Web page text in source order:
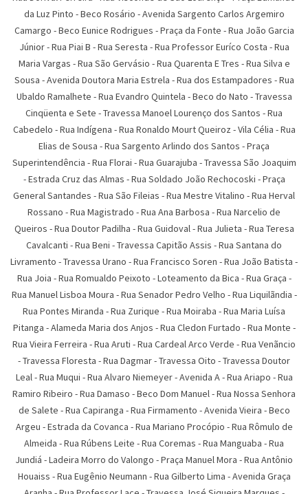
da Luz Pinto -Beco Rosário -Avenida Sargento Carlos Argemiro
Camargo -Beco Eunice Rodrigues -Praça da Fonte -Rua João Garcia
Júnior-Rua Piai B -Rua Seresta -Rua Professor Euríco Costa -Rua
Maria Vargas -Rua São Gervásio -Rua Quarenta E Tres -Rua Silva e
Sousa -Avenida Doutora Maria Estrela -Rua dos Estampadores -Rua
Ubaldo Ramalhete -Rua Evandro Quintela -Beco do Nato -Travessa
Cinqüenta e Sete -Travessa Manoel Lourenço dos Santos -Rua
Cabedelo -Rua Indígena -Rua Ronaldo Mourt Queiroz -Vila Célia -Rua
Elias de Sousa -Rua Sargento Arlindo dos Santos -Praça
Superintendência -Rua Florai -Rua Guarajuba -Travessa São Joaquim
-Estrada Cruz das Almas -Rua Soldado João Rechocoski -Praça
General Santandes -Rua São Fileias -Rua Mestre Vitalino -Rua Herval
Rossano -Rua Magistrado -Rua Ana Barbosa -Rua Narcelio de
Queiros -Rua Doutor Padilha -Rua Guidoval-Rua Julieta -Rua Teresa
Cavalcanti -Rua Beni -Travessa Capitão Assis -Rua Santana do
Livramento -Travessa Urano -Rua Francisco Soren -Rua João Batista -
Rua Joia -Rua Romualdo Peixoto -Loteamento da Bica -Rua Graça -
Rua Manuel Lisboa Moura -Rua Senador Pedro Velho -Rua Liquilãndia -
Rua Pontes Miranda -Rua Zurique -Rua Moiraba -Rua Maria Luí­sa
Pitanga -Alameda Maria dos Anjos -Rua Cledon Furtado -Rua Monte -
Rua Vieira Ferreira -Rua Aruti -Rua Cardeal Arco Verde -Rua Venãncio
-Travessa Floresta -Rua Dagmar-Travessa Oito -Travessa Doutor
Leal-Rua Muqui -Rua Alvaro Niemeyer-Avenida A-Rua Ariapo -Rua
Ramiro Ribeiro -Rua Damaso -Beco Dom Manuel-Rua Nossa Senhora
de Salete -Rua Capiranga -Rua Firmamento -Avenida Vieira -Beco
Argeu -Estrada da Covanca -Rua Mariano Procópio -Rua Rômulo de
Almeida -Rua Rúbens Leite -Rua Coremas -Rua Manguaba -Rua
Jundiá -Ladeira Morro do Valongo -Praça Manuel Mora -Rua Antônio
Houaiss -Rua Eugênio Neumann -Rua Gilberto Lima -Avenida Graça